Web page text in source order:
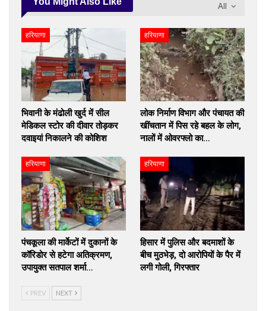
All
हरियाणा
भिवानी के मंढोली खुर्द में सील
मेडिकल स्टोर की दीवार तोड़कर
दवाइयां निकालने की कोशिश
हरियाणा
लोक निर्माण विभाग और पंचायत की
खींचतान में पिस रहे बहल के लोग,
नालों में ओवरफ्लो का…
हरियाणा
पंचकूला की मार्केटों में दुकानों के
कॉरिडोर से हटेगा अतिक्रमण,
उपायुक्त सतपाल शर्मा…
हरियाणा
हिसार में पुलिस और बदमाशों के
बीच मुठभेड़, दो आरोपियों के पैर में
लगी गोली, गिरफ्तार
PREV NEXT